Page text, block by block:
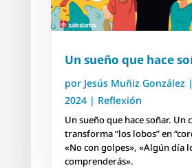
Un sueño que hace
por Jesús Muñiz González |
2024| Reflexión
Un sueño que hace soñar. Un
transforma “los lobos” en
«No con golpes», «Algún día
comprenderás».